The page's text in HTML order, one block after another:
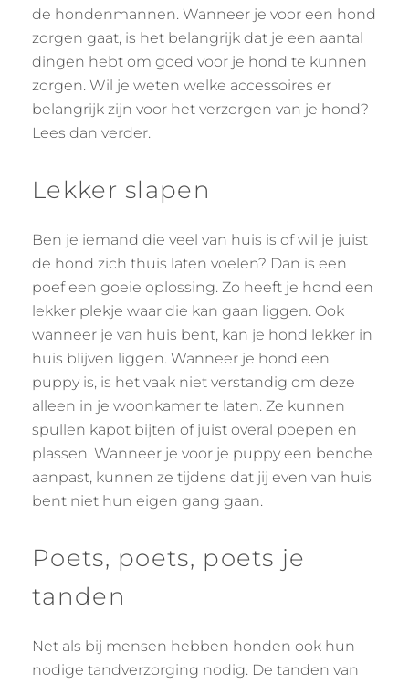
de hondenmannen. Wanneer je voor een hond
zorgen gaat, is het belangrijk dat je een aantal
dingen hebt om goed voor je hond te kunnen
zorgen. Wil je weten welke accessoires er
belangrijk zijn voor het verzorgen van je hond?
Lees dan verder.
Lekker slapen
Ben je iemand die veel van huis is of wil je juist
de hond zich thuis laten voelen? Dan is een
poef een goeie oplossing. Zo heeft je hond een
lekker plekje waar die kan gaan liggen. Ook
wanneer je van huis bent, kan je hond lekker in
huis blijven liggen. Wanneer je hond een
puppy is, is het vaak niet verstandig om deze
alleen in je woonkamer te laten. Ze kunnen
spullen kapot bijten of juist overal poepen en
plassen. Wanneer je voor je puppy een benche
aanpast, kunnen ze tijdens dat jij even van huis
bent niet hun eigen gang gaan.
Poets, poets, poets je
tanden
Net als bij mensen hebben honden ook hun
nodige tandverzorging nodig. De tanden van